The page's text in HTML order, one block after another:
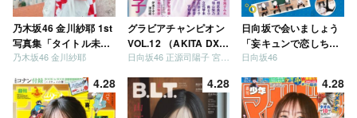
乃木坂46 金川紗耶 1st
写真集「タイトル未
定」
乃木坂46 金川紗耶
グラビアチャンピオン
VOL.12 （AKITA DXシ
リーズ）
日向坂46 正源司陽子 宮地すみれ
日向坂で会いましょう
「妄キュンで恋しちゃ
いましょう」「どっち
う」「ご褒美でロケし
ましょう」「フレンド
日向坂46
4.28 4.28 4.28